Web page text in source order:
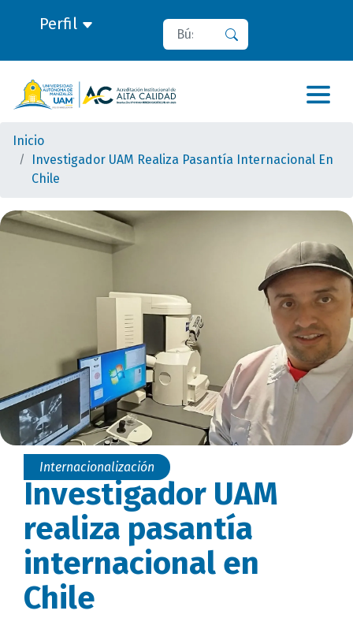
Perfil Buscar
Inicio
Investigador UAM Realiza Pasantía Internacional En
Chile
Internacionalización
Investigador UAM
realiza pasantía
internacional en
Chile